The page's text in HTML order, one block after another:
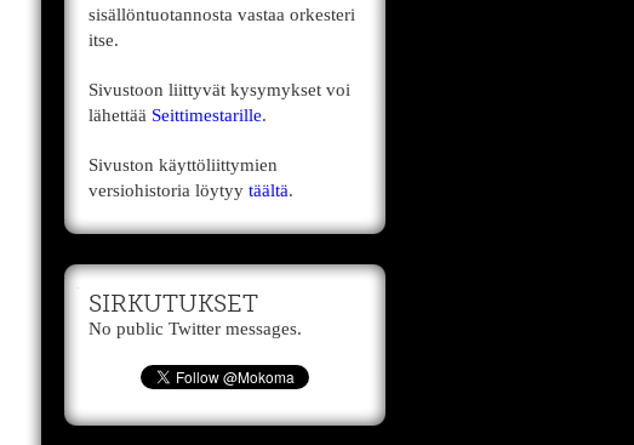
sisällöntuotannosta vastaa orkesteri
itse.
Sivustoon liittyvät kysymykset voi
lähettää Seittimestarille.
Sivuston käyttöliittymien
versiohistoria löytyy täältä.
SIRKUTUKSET
No public Twitter messages.